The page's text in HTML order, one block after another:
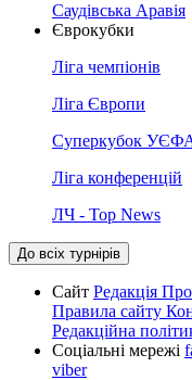
Саудівська Аравія
Єврокубки
Ліга чемпіонів
Ліга Європи
Суперкубок
Ліга конференцій
ЛЧ - Top News
До всіх турнірів
Сайт Редакція
Правила сайту
Редакційна
Соціальні мережі
viber